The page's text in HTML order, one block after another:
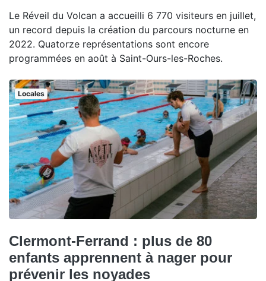
Le Réveil du Volcan a accueilli 6 770 visiteurs en juillet,
un record depuis la création du parcours nocturne en
2022. Quatorze représentations sont encore
programmées en août à Saint-Ours-les-Roches.
Locales
Clermont-Ferrand : plus de 80
enfants apprennent à nager pour
prévenir les noyades